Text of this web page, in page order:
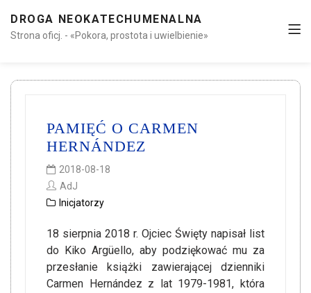
DROGA NEOKATECHUMENALNA
Strona oficj. - «Pokora, prostota i uwielbienie»
PAMIĘĆ O CARMEN
HERNÁNDEZ
2018-08-18
AdJ
Inicjatorzy
18 sierpnia 2018 r. Ojciec Święty napisał list
do Kiko Argüello, aby podziękować mu za
przesłanie książki zawierającej dzienniki
Carmen Hernández z lat 1979-1981, która